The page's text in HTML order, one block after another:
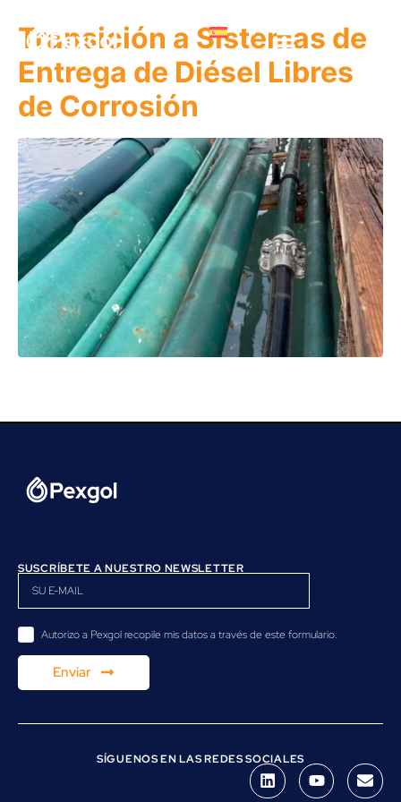
Transición a Sistemas de
Entrega de Diésel Libres
de Corrosión
SUSCRÍBETE A NUESTRO NEWSLETTER
Autorizo a Pexgol recopile mis datos a través de este formulario.
Enviar
SÍGUENOS EN LAS REDES SOCIALES